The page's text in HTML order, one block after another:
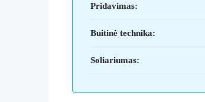
Pridavimas:
Buitinė technika:
Soliariumas: